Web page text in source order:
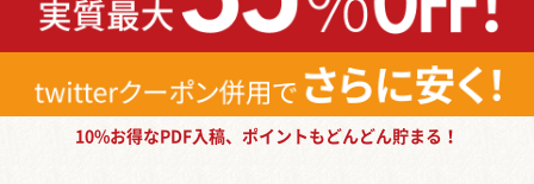
10%お得なPDF入稿、ポイントもどんどん貯まる！